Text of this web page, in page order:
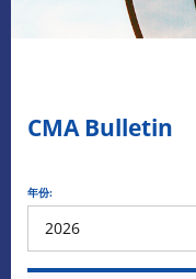
CMA Bulletin
年份:
2026